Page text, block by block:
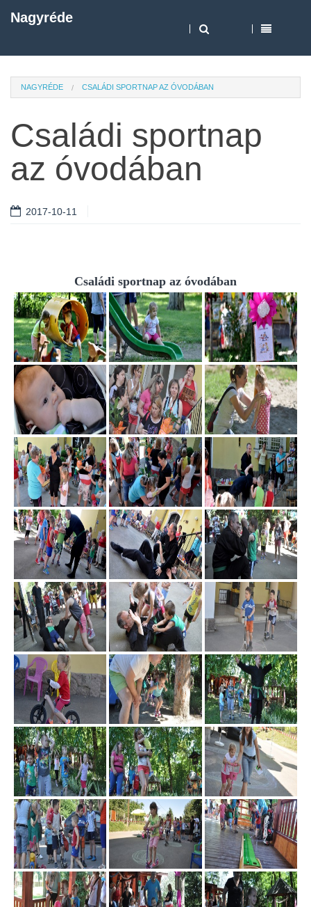
Nagyréde
NAGYRÉDE CSALÁDI SPORTNAP AZ ÓVODÁBAN
Családi sportnap
az óvodában
2017-10-11
Családi sportnap az óvodában